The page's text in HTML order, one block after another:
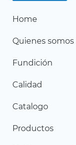
Home
Quienes somos
Fundición
Calidad
Catalogo
Productos